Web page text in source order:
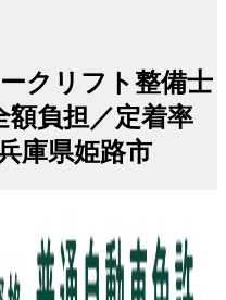
クリフト整備士
額負担／定着率
庫県姫路市